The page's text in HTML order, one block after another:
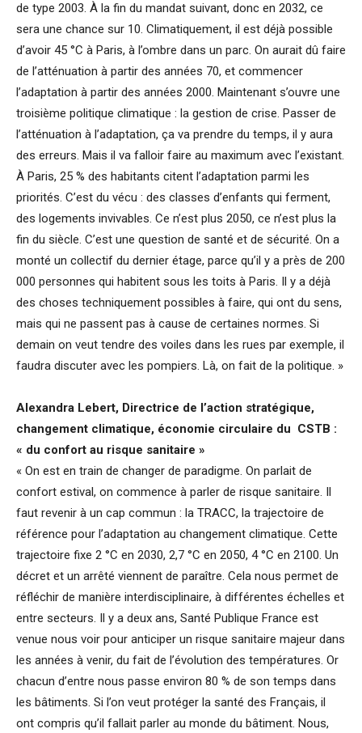
de type 2003. À la fin du mandat suivant, donc en 2032, ce
sera une chance sur 10. Climatiquement, il est déjà possible
d’avoir 45 °C à Paris, à l’ombre dans un parc. On aurait dû faire
de l’atténuation à partir des années 70, et commencer
l’adaptation à partir des années 2000. Maintenant s’ouvre une
troisième politique climatique : la gestion de crise. Passer de
l’atténuation à l’adaptation, ça va prendre du temps, il y aura
des erreurs. Mais il va falloir faire au maximum avec l’existant.
À Paris, 25 % des habitants citent l’adaptation parmi les
priorités. C’est du vécu : des classes d’enfants qui ferment,
des logements invivables. Ce n’est plus 2050, ce n’est plus la
fin du siècle. C’est une question de santé et de sécurité. On a
monté un collectif du dernier étage, parce qu’il y a près de 200
000 personnes qui habitent sous les toits à Paris. Il y a déjà
des choses techniquement possibles à faire, qui ont du sens,
mais qui ne passent pas à cause de certaines normes. Si
demain on veut tendre des voiles dans les rues par exemple, il
faudra discuter avec les pompiers. Là, on fait de la politique. »
Alexandra Lebert, Directrice de l’action stratégique,
changement climatique, économie circulaire du CSTB :
« du confort au risque sanitaire »
« On est en train de changer de paradigme. On parlait de
confort estival, on commence à parler de risque sanitaire. Il
faut revenir à un cap commun : la TRACC, la trajectoire de
référence pour l’adaptation au changement climatique. Cette
trajectoire fixe 2 °C en 2030, 2,7 °C en 2050, 4 °C en 2100. Un
décret et un arrêté viennent de paraître. Cela nous permet de
réfléchir de manière interdisciplinaire, à différentes échelles et
entre secteurs. Il y a deux ans, Santé Publique France est
venue nous voir pour anticiper un risque sanitaire majeur dans
les années à venir, du fait de l’évolution des températures. Or
chacun d’entre nous passe environ 80 % de son temps dans
les bâtiments. Si l’on veut protéger la santé des Français, il
ont compris qu’il fallait parler au monde du bâtiment. Nous,